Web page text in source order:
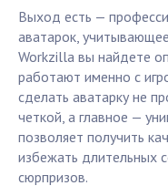
Выход есть —
аватарок,
Workzilla вы найдете
работают именно с
сделать аватарку не
четкой, а главное —
позволяет получить
избежать длительных
сюрпризов.